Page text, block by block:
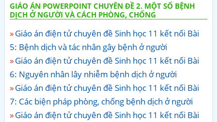
GIÁO ÁN POWERPOINT CHUYÊN ĐỀ 2. MỘT SỐ BỆNH
DỊCH Ở NGƯỜI VÀ CÁCH PHÒNG, CHỐNG
Giáo án điện tử chuyên đề Sinh học 11 kết nối Bài
5: Bệnh dịch và tác nhân gây bệnh ở người
Giáo án điện tử chuyên đề Sinh học 11 kết nối Bài
6: Nguyên nhân lây nhiễm bệnh dịch ở người
Giáo án điện tử chuyên đề Sinh học 11 kết nối Bài
7: Các biện pháp phòng, chống bệnh dịch ở người
Giáo án điện tử chuyên đề Sinh học 11 kết nối Bài